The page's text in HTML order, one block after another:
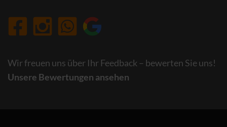
Wir freuen uns über Ihr Feedback – bewerten Sie uns!
Unsere Bewertungen ansehen